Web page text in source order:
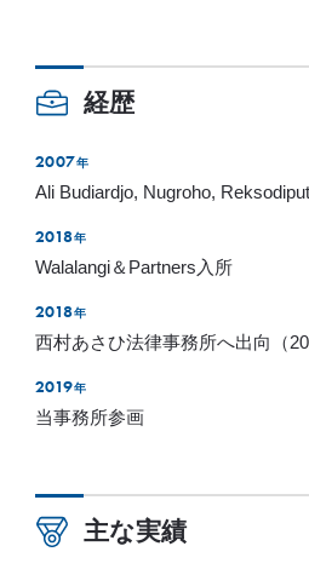
経歴
2007年
Ali Budiardjo, Nugroho,
2018年
Walalangi＆Partners入所
2018年
西村あさひ法律事務所へ出向（
2019年
当事務所参画
主な実績